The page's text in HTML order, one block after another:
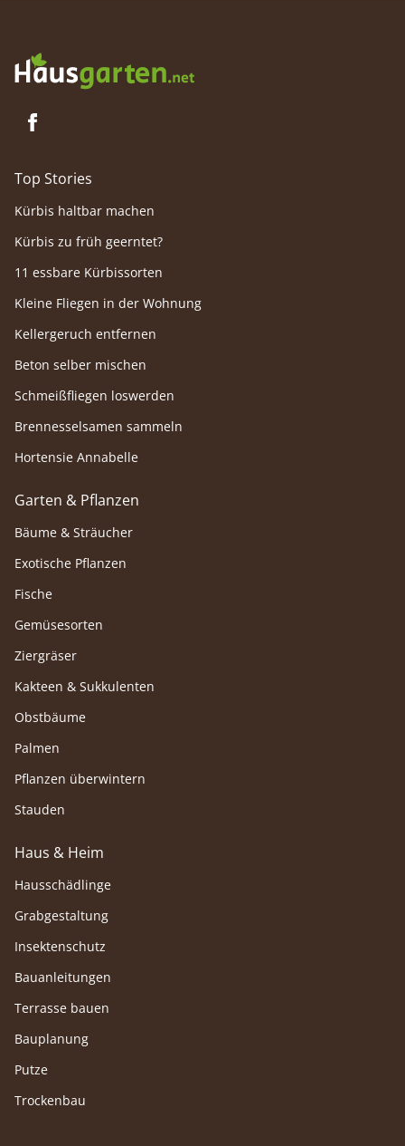
Top Stories
Kürbis haltbar machen
Kürbis zu früh geerntet?
11 essbare Kürbissorten
Kleine Fliegen in der Wohnung
Kellergeruch entfernen
Beton selber mischen
Schmeißfliegen loswerden
Brennesselsamen sammeln
Hortensie Annabelle
Garten & Pflanzen
Bäume & Sträucher
Exotische Pflanzen
Fische
Gemüsesorten
Ziergräser
Kakteen & Sukkulenten
Obstbäume
Palmen
Pflanzen überwintern
Stauden
Haus & Heim
Hausschädlinge
Grabgestaltung
Insektenschutz
Bauanleitungen
Terrasse bauen
Bauplanung
Putze
Trockenbau